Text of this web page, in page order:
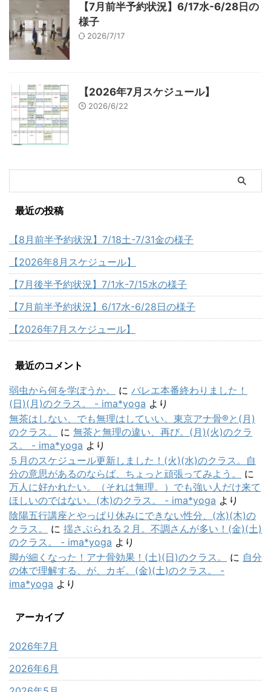
【7月前半予約状況】6/17水-6/28日の
様子
2026/7/17
【2026年7月スケジュール】
2026/6/22
最近の投稿
【8月前半予約状況】7/18土-7/31金の様子
【2026年8月スケジュール】
【7月後半予約状況】7/1水-7/15水の様子
【7月前半予約状況】6/17水-6/28日の様子
【2026年7月スケジュール】
最近のコメント
弱虫から何を学ぼうか。 に バレエ本番終わりました！
(日)(月)のクラス。 - ima*yoga より
無茶はしない、でも無理はしていい。東京アナ骨®と(月)
のクラス。
に 無茶と無理の違い、再び。(月)(火)のクラ
ス。 - ima*yoga より
５月のスケジュール更新しました！(火)(水)のクラス。自
分の意思があるのならば、ちょっと頑張ってみよう。
に
万人に好かれたい。（それは無理。）でも強い人だけ来て
ほしいのではない。(木)のクラス。 - ima*yoga より
陰陽五行講座とやっぱり休みにできない性分、(水)(木)の
クラス。
に 揺さぶられる２月。不調さんが多い！(金)(土)
のクラス。 - ima*yoga より
脚が細くなった！アナ骨効果！(土)(日)のクラス。
に 自分
の体で理解する、が、カギ。(金)(土)のクラス。 -
ima*yoga より
アーカイブ
2026年7月
2026年6月